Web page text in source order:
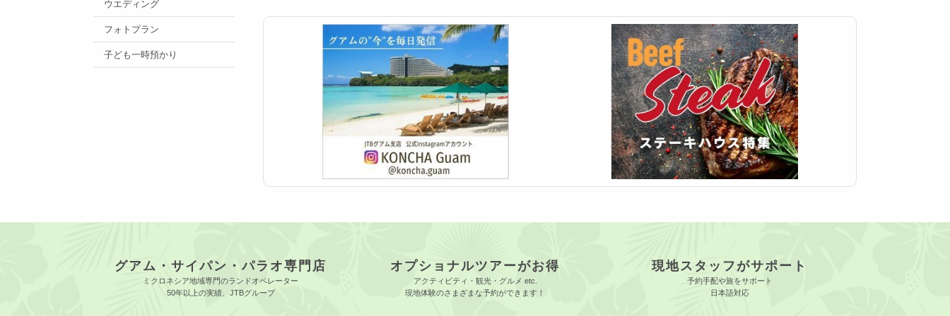
ウエディング
フォトプラン
子ども一時預かり
グアム・サイパン・パラオ専門店
ミクロネシア地域専門のランドオペレーター
50年以上の実績、JTBグループ
オプショナルツアーがお得
アクティビティ・観光・グルメ etc.
現地体験のさまざまな予約ができます！
現地スタッフがサポート
予約手配や旅をサポート
日本語対応